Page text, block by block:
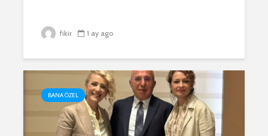
fikir 1 ay ago
BANA ÖZEL